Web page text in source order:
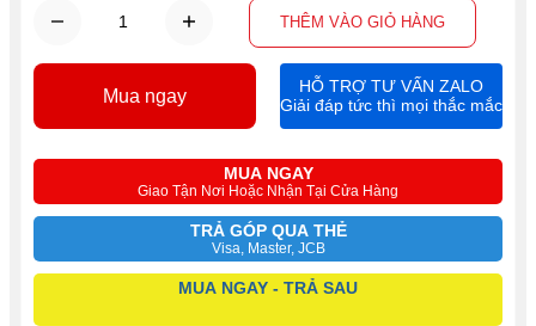
THÊM VÀO GIỎ HÀNG
MUA NGAY
Giao Tận Nơi Hoặc Nhận Tại Cửa Hàng
TRẢ GÓP QUA THẺ
Visa, Master, JCB
MUA NGAY - TRẢ SAU
Mua ngay
HỖ TRỢ TƯ VẤN ZALO
Giải đáp tức thì mọi thắc mắc